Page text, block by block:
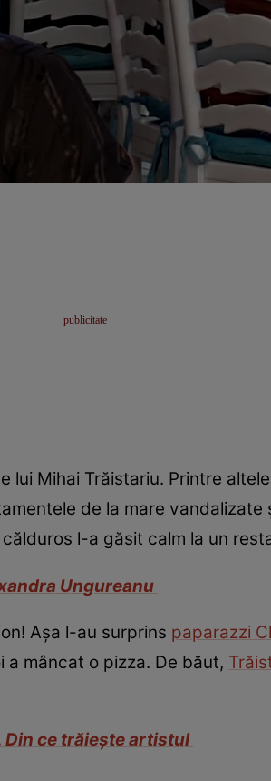
lui Mihai Trăistariu. Printre
de la mare
l-a găsit calm la un
Ungureanu
Așa l-au surprins paparazzi
mâncat o pizza. De băut,
Din ce trăiește artistul